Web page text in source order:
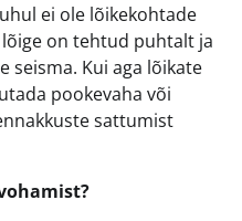
ei ole lõikekohtade
on tehtud puhtalt ja
seisma. Kui aga lõikate
pookevaha või
sattumist